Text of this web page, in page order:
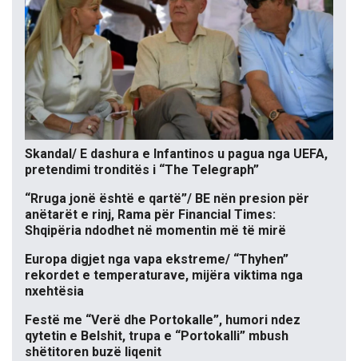
Skandal/ E dashura e Infantinos u pagua nga UEFA,
pretendimi tronditës i “The Telegraph”
“Rruga jonë është e qartë”/ BE nën presion për
anëtarët e rinj, Rama për Financial Times:
Shqipëria ndodhet në momentin më të mirë
Europa digjet nga vapa ekstreme/ “Thyhen”
rekordet e temperaturave, mijëra viktima nga
nxehtësia
Festë me “Verë dhe Portokalle”, humori ndez
qytetin e Belshit, trupa e “Portokalli” mbush
shëtitoren buzë liqenit